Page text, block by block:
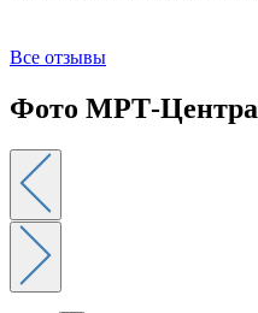
Все отзывы
Фото МРТ-Центра